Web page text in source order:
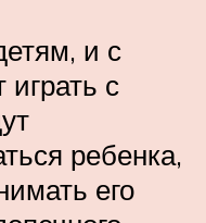
и с
играть с
ребенка,
его